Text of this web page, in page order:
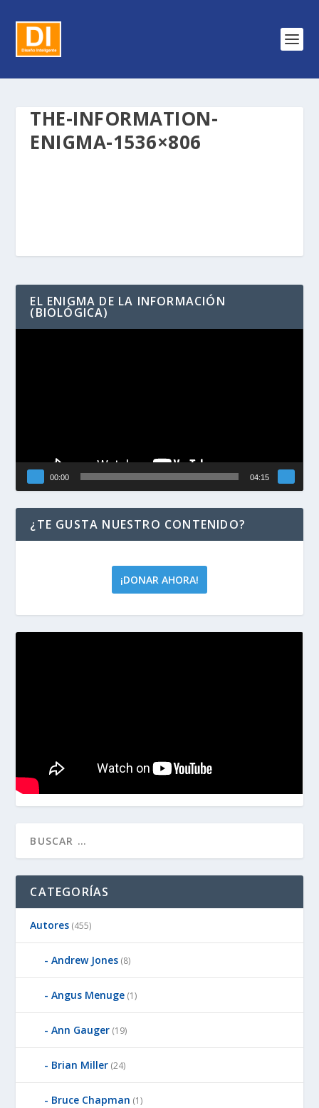
THE-INFORMATION-
ENIGMA-1536×806
EL ENIGMA DE LA INFORMACIÓN
(BIOLÓGICA)
00:00 04:15
¿TE GUSTA NUESTRO CONTENIDO?
¡DONAR AHORA!
CATEGORÍAS
Autores (455)
Andrew Jones (8)
Angus Menuge (1)
Ann Gauger (19)
Brian Miller (24)
Bruce Chapman (1)